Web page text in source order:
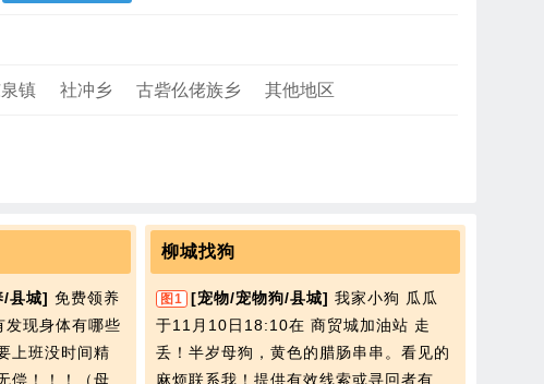
镇 社冲乡 古砦仫佬族乡 其他地区
/县城] 免费领养
发现身体有哪些
上班没时间精
偿！！！（母
柳城找狗
图1 [宠物/宠物狗/县城] 我家小狗 瓜瓜
于11月10日18:10在 商贸城加油站 走
丢！半岁母狗，黄色的腊肠串串。看见的
麻烦联系我！提供有效线索或寻回者有